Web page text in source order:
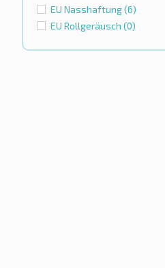
EU Nasshaftung(6)
EU Rollgeräusch (0)